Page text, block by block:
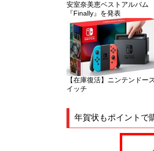
安室奈美恵ベストアルバム
『Finally』を発表
【在庫復活】ニンテンドース
イッチ
年賀状もポイントで